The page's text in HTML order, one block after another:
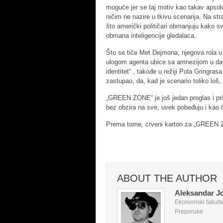
moguće jer se taj motiv kao takav
ničim ne nazire u tkivu scenarija. Na
što američki političari obmanjuju kako
obmana inteligencije gledalaca.
Što se tiče Met Dejmona, njegova rola
ulogom agenta ubice sa amnezijom u
identitet“ , takođe u režiji Pola
zastupao, da, kad je scenario toliko
„GREEN ZONE“ je još jedan proglas i
bez obzira na sve, uvek pobeđuju i
Prema tome, crveni karton za „GREEN
ABOUT THE AUTHOR
Aleksandar
Ekonomski
Preporuke